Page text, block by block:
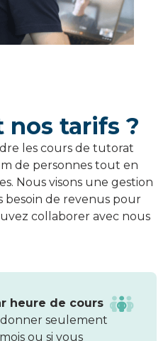
nos tarifs ?
les cours de tutorat
de personnes tout en
Nous visons une gestion
besoin de revenus pour
collaborer avec nous
heure de cours
seulement
ou si vous